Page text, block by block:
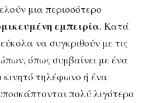
μια περισσότερο
εμπειρία. Κατά
να συγκριθούν με τις
όπως συμβαίνει με ένα
κινητό τηλέφωνο ή ένα
πολύ λιγότερο